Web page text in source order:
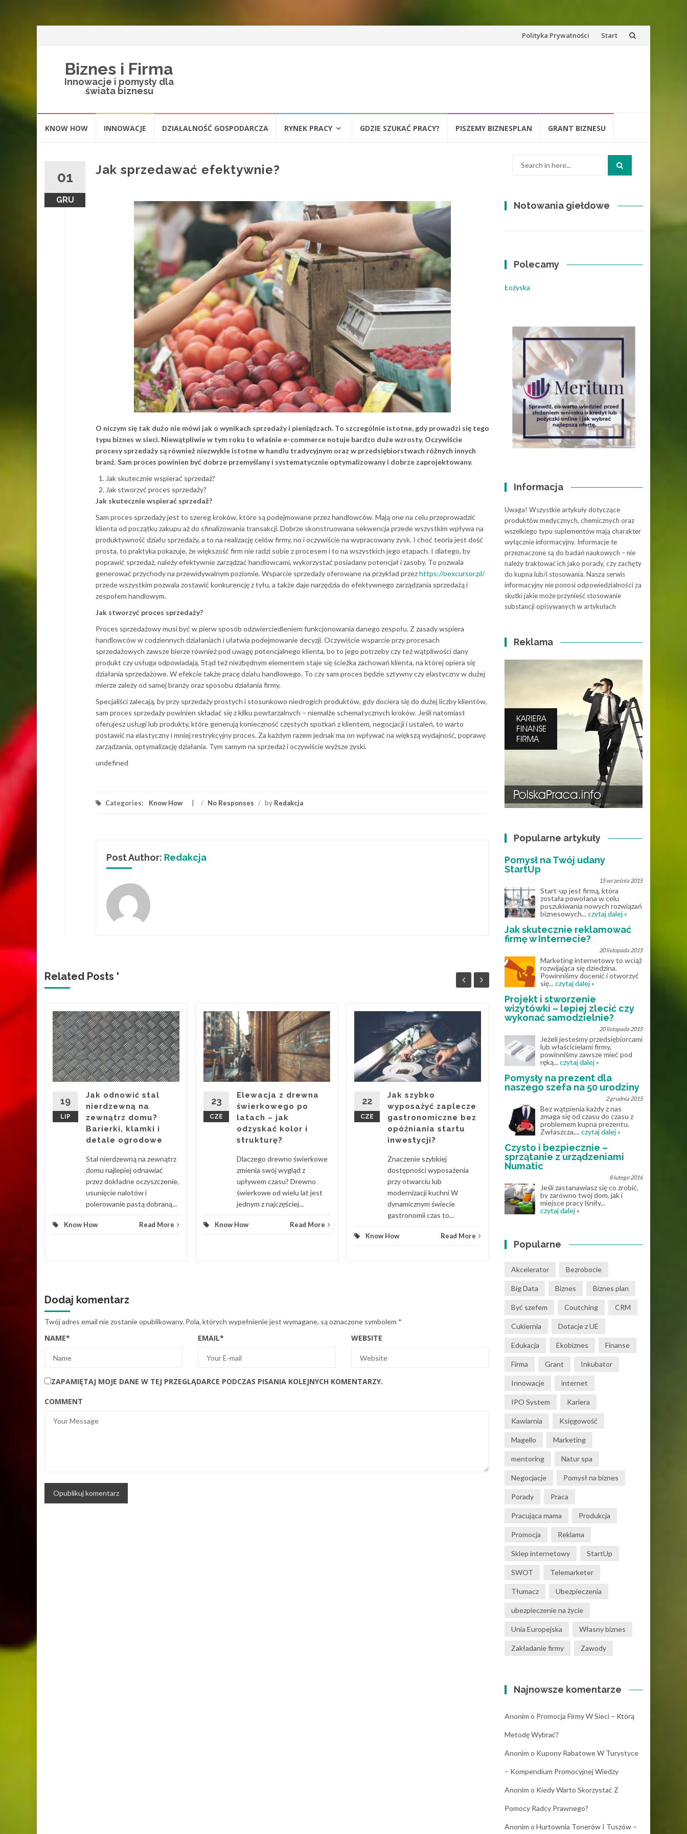
Skip
Polityka Prywatności Start
Biznes i Firma
Innowacje i pomysły dla
świata biznesu
KNOW HOW INNOWACJE DZIAŁALNOŚĆ GOSPODARCZA RYNEK PRACY GDZIE SZUKAĆ PRACY? PISZEMY BIZNESPLAN GRANT BIZNESU
01
GRU
Jak sprzedawać efektywnie?
O niczym się tak dużo nie mówi jak o wynikach sprzedaży i pieniądzach. To szczególnie istotne, gdy prowadzi się tego
typu biznes w sieci. Niewątpliwie w tym roku to właśnie e-commerce notuje bardzo duże wzrosty. Oczywiście
procesy sprzedaży są również niezwykle istotne w handlu tradycyjnym oraz w przedsiębiorstwach różnych innych
branż. Sam proces powinien być dobrze przemyślany i systematycznie optymalizowany i dobrze zaprojektowany.
Jak skutecznie wspierać sprzedaż?
Jak stworzyć proces sprzedaży?
Jak skutecznie wspierać sprzedaż?
Sam proces sprzedaży jest to szereg kroków, które są podejmowane przez handlowców. Mają one na celu przeprowadzić
klienta od początku zakupu aż do sfinalizowania transakcji. Dobrze skonstruowana sekwencja przede wszystkim wpływa na
produktywność działu sprzedaży, a to na realizację celów firmy, no i oczywiście na wypracowany zysk. I choć teoria jest dość
prosta, to praktyka pokazuje, że większość firm nie radzi sobie z procesem i to na wszystkich jego etapach. I dlatego, by
poprawić sprzedaż, należy efektywnie zarządzać handlowcami, wykorzystać posiadany potencjał i zasoby. To pozwala
generować przychody na przewidywalnym poziomie. Wsparcie sprzedaży oferowane na przykład przezhttps://oexcursor.pl/
przede wszystkim pozwala zostawić konkurencję z tyłu, a także daje narzędzia do efektywnego zarządzania sprzedażą i
zespołem handlowym.
Jak stworzyć proces sprzedaży?
Proces sprzedażowy musi być w pierw sposób odzwierciedleniem funkcjonowania danego zespołu. Z zasady wspiera
handlowców w codziennych działaniach i ułatwia podejmowanie decyzji. Oczywiście wsparcie przy procesach
sprzedażowych zawsze bierze również pod uwagę potencjalnego klienta, bo to jego potrzeby czy też wątpliwości dany
produkt czy usługa odpowiadają. Stąd też niezbędnym elementem staje się ścieżka zachowań klienta, na której opiera się
działania sprzedażowe. W efekcie także pracę działu handlowego. To czy sam proces będzie sztywny czy elastyczny w dużej
mierze zależy od samej branży oraz sposobu działania firmy.
Specjaliści zalecają, by przy sprzedaży prostych i stosunkowo niedrogich produktów, gdy dociera się do dużej liczby klientów,
sam proces sprzedaży powinien składać się z kilku powtarzalnych – niemalże schematycznych kroków. Jeśli natomiast
oferujesz usługi lub produkty, które generują konieczność częstych spotkań z klientem, negocjacji i ustaleń, to warto
postawić na elastyczny i mniej restrykcyjny proces. Za każdym razem jednak ma on wpływać na większą wydajność, poprawę
zarządzania, optymalizację działania. Tym samym na sprzedaż i oczywiście wyższe zyski.
undefined
Categories: Know How / No Responses / by Redakcja
Post Author: Redakcja
Related Posts '
19
LIP
Jak odnowić stal
nierdzewną na
zewnątrz domu?
Barierki, klamki i
detale ogrodowe
Stal nierdzewną na zewnątrz
domu najlepiej odnawiać
przez dokładne oczyszczenie,
usunięcie nalotów i
polerowanie pastą dobraną...
Know How Read More
23
CZE
Elewacja z drewna
świerkowego po
latach – jak
odzyskać kolor i
strukturę?
Dlaczego drewno świerkowe
zmienia swój wygląd z
upływem czasu? Drewno
świerkowe od wielu lat jest
jednym z najczęściej...
Know How Read More
22
CZE
Jak szybko
wyposażyć zaplecze
gastronomiczne bez
opóźniania startu
inwestycji?
Znaczenie szybkiej
dostępności wyposażenia
przy otwarciu lub
modernizacji kuchni W
dynamicznym świecie
gastronomii czas to...
Know How Read More
MAJ
Muzyka online – jak
internet zmienił
sposób korzystania z
nut?
Jeszcze kilkanaście lat temu
osoby uczące się gry na
instrumentach były mocno
ograniczone dostępnością
materiałów muzycznych.
Nuty...
Know How Read More
Dodaj komentarz
Twój adres email nie zostanie opublikowany. Pola, których wypełnienie jest wymagane, są oznaczone symbolem *
NAME* EMAIL* WEBSITE
ZAPAMIĘTAJ MOJE DANE W TEJ PRZEGLĄDARCE PODCZAS PISANIA KOLEJNYCH KOMENTARZY.
COMMENT
Notowania giełdowe
Polecamy
Łożyska
Informacja
Uwaga! Wszystkie artykuły dotyczące
produktów medycznych, chemicznych oraz
wszelkiego typu suplementów mają charakter
wyłącznie informacyjny. Informacje te
przeznaczone są do badań naukowych – nie
należy traktować ich jako porady, czy zachęty
do kupna lub/i stosowania. Nasza serwis
informacyjny nie ponosi odpowiedzialności za
skutki jakie może przynieść stosowanie
substancji opisywanych w artykułach
Reklama
Popularne artykuły
Pomysł na Twój udany
StartUp
15 września 2015
Start-up jest firmą, która
została powołana w celu
poszukiwania nowych rozwiązań
biznesowych...czytaj dalej »
Jak skutecznie reklamować
firmę w Internecie?
20 listopada 2015
Marketing internetowy to wciąż
rozwijająca się dziedzina.
Powinniśmy docenić i otworzyć
się...czytaj dalej »
Projekt i stworzenie
wizytówki – lepiej zlecić czy
wykonać samodzielnie?
20 listopada 2015
Jeżeli jesteśmy przedsiębiorcami
lub właścicielami firmy,
powinniśmy zawsze mieć pod
ręką...czytaj dalej »
Pomysły na prezent dla
naszego szefa na 50 urodziny
2 grudnia 2015
Bez wątpienia każdy z nas
zmaga się od czasu do czasu z
problemem kupna prezentu.
Zwłaszcza,...czytaj dalej »
Czysto i bezpiecznie –
sprzątanie z urządzeniami
Numatic
8 lutego 2016
Jeśli zastanawiasz się co zrobić,
by zarówno twój dom, jak i
miejsce pracy lśniły...
czytaj dalej »
Popularne
Akcelerator Bezrobocie
Big Data Biznes Biznes plan
Być szefem Coutching CRM
Cukiernia Dotacje z UE
Edukacja Ekobiznes Finanse
Firma Grant Inkubator
Innowacje internet
IPO System Kariera
Kawiarnia Księgowość
Magello Marketing
mentoring Natur spa
Negocjacje Pomysł na biznes
Porady Praca
Pracująca mama Produkcja
Promocja Reklama
Sklep internetowy StartUp
SWOT Telemarketer
Tłumacz Ubezpieczenia
ubezpieczenie na życie
Unia Europejska Własny biznes
Zakładanie firmy Zawody
Najnowsze komentarze
Anonim o Promocja Firmy W Sieci – Którą
Metodę Wybrać?
Anonim o Kupony Rabatowe W Turystyce
– Kompendium Promocyjnej Wiedzy
Anonim o Kiedy Warto Skorzystać Z
Pomocy Radcy Prawnego?
Anonim o Hurtownia Tonerów I Tuszów –